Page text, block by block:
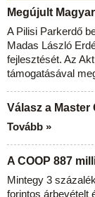
Megújult
A Pilisi Parkerdő
Madas László
fejlesztését. Az
támogatásával
Válasz a
Tovább »
A COOP 887
Mintegy 3
forintos árbevételt